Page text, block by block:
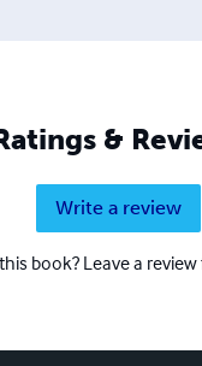
&
Write a review
book? Leave a